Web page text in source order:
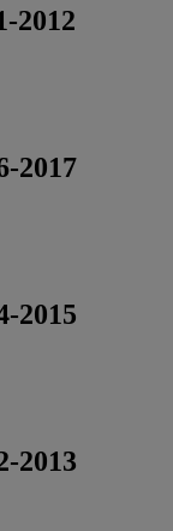
2012
2017
2015
2013